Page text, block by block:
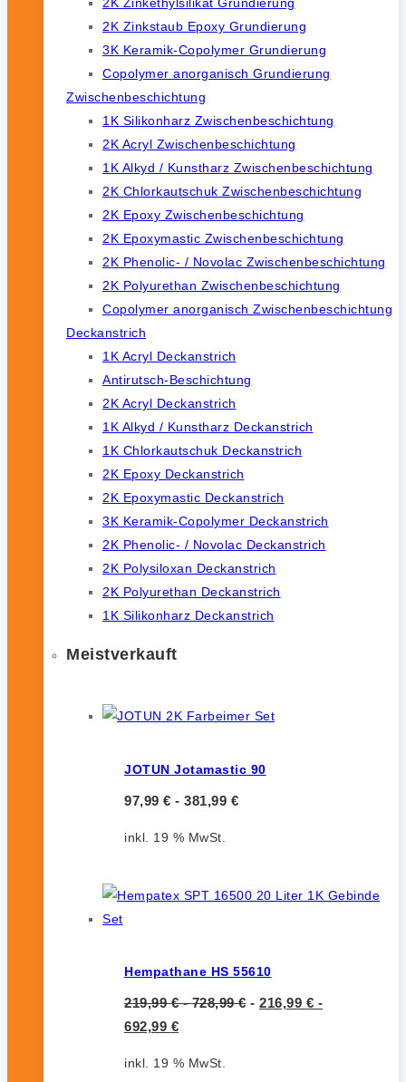
2K Zinkstaub Epoxy Grundierung
3K Keramik-Copolymer Grundierung
Copolymer anorganisch Grundierung
Zwischenbeschichtung
1K Silikonharz Zwischenbeschichtung
2K Acryl Zwischenbeschichtung
1K Alkyd / Kunstharz Zwischenbeschichtung
2K Chlorkautschuk Zwischenbeschichtung
2K Epoxy Zwischenbeschichtung
2K Epoxymastic Zwischenbeschichtung
2K Phenolic- / Novolac Zwischenbeschichtung
2K Polyurethan Zwischenbeschichtung
Copolymer anorganisch Zwischenbeschichtung
Deckanstrich
1K Acryl Deckanstrich
Antirutsch-Beschichtung
2K Acryl Deckanstrich
1K Alkyd / Kunstharz Deckanstrich
1K Chlorkautschuk Deckanstrich
2K Epoxy Deckanstrich
2K Epoxymastic Deckanstrich
3K Keramik-Copolymer Deckanstrich
2K Phenolic- / Novolac Deckanstrich
2K Polysiloxan Deckanstrich
2K Polyurethan Deckanstrich
1K Silikonharz Deckanstrich
Meistverkauft
JOTUN Jotamastic 90
97,99 € - 381,99 €
inkl. 19 % MwSt.
Hempathane HS 55610
219,99€-728,99€- 216,99 € -
692,99 €
inkl. 19 % MwSt.